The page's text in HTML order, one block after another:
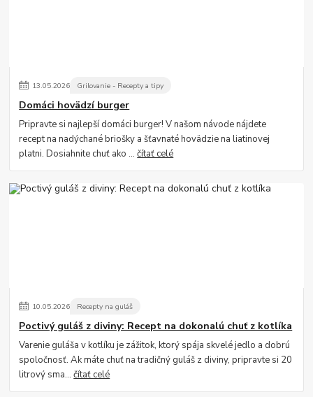
13.05.2026 Grilovanie - Recepty a tipy
Domáci hovädzí burger
Pripravte si najlepší domáci burger! V našom návode nájdete
recept na nadýchané briošky a šťavnaté hovädzie na liatinovej
platni. Dosiahnite chuť ako ...čítať celé
10.05.2026 Recepty na guláš
Poctivý guláš z diviny: Recept na dokonalú chuť z kotlíka
Varenie guláša v kotlíku je zážitok, ktorý spája skvelé jedlo a dobrú
spoločnosť. Ak máte chuť na tradičný guláš z diviny, pripravte si 20
litrový sma...čítať celé